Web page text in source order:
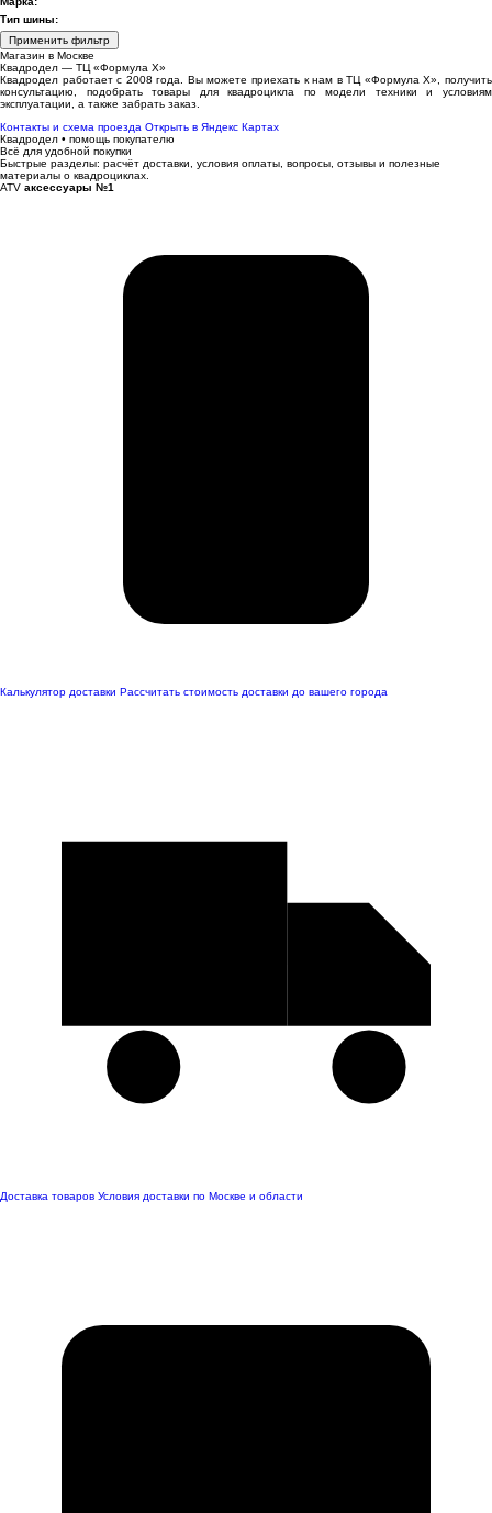
Тип шины:
Применить фильтр
Магазин в Москве
Квадродел — ТЦ «Формула Х»
Квадродел работает с 2008 года. Вы можете приехать к нам в ТЦ «Формула Х», получить
консультацию, подобрать товары для квадроцикла по модели техники и условиям
эксплуатации, а также забрать заказ.
Контакты и схема проезда Открыть в Яндекс Картах
Квадродел • помощь покупателю
Всё для удобной покупки
Быстрые разделы: расчёт доставки, условия оплаты, вопросы, отзывы и полезные
материалы о квадроциклах.
ATV аксессуары №1
Калькулятор доставки Рассчитать стоимость доставки до вашего города
Доставка товаров Условия доставки по Москве и области